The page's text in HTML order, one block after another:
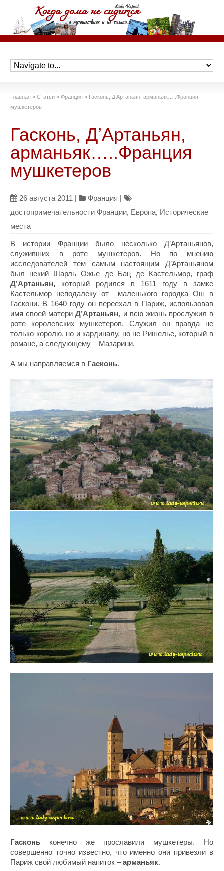
Главная » Статьи » Франция » Гасконь, Д’Артаньян, арманьяк…..Франция
мушкетеров
Гасконь, Д’Артаньян,
арманьяк…..Франция
мушкетеров
26 августа 2011 | Франция |
достопримечательности Франции, Европа, Исторические
места
В истории Франции было несколько Д’Артаньянов,
служивших в роте мушкетеров. Но по мнению
исследователей тем самым настоящим Д’Артаньяном
был некий Шарль Ожье де Бац де Кастельмор, граф
Д’Артаньян, который родился в 1611 году в замке
Кастельмор неподалеку от маленького городка Ош в
Гаскони. В 1640 году он переехал в Париж, использовав
имя своей материД’Артаньян, и всю жизнь прослужил в
роте королевских мушкетеров. Служил он правда не
только королю, но и кардиналу, но не Ришелье, который в
романе, а следующему – Мазарини.
А мы направляемся в Гасконь.
Гасконь конечно же прославили мушкетеры. Но
совершенно точно известно, что именно они привезли в
Париж свой любимый напиток –арманьяк.